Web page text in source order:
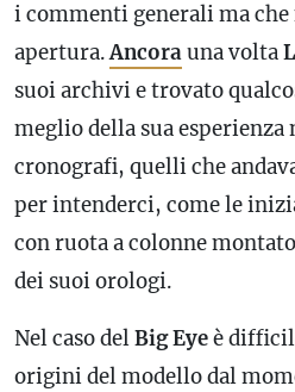
i commenti generali ma che
apertura.Ancorauna volta
suoi archivi e trovato
meglio della sua
cronografi, quelli che
per intenderci, come le
con ruota a colonne
dei suoi orologi.
Nel caso delBig Eyeè
origini del modello dal